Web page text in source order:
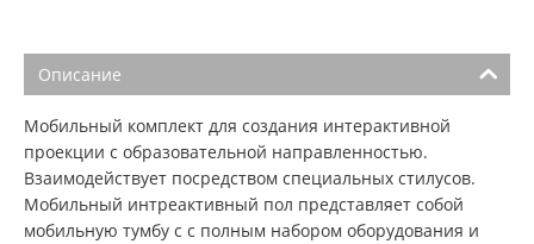
Описание
Мобильный комплект для создания интерактивной
проекции с образовательной направленностью.
Взаимодействует посредством специальных стилусов.
Мобильный интреактивный пол представляет собой
мобильную тумбу с с полным набором оборудования и